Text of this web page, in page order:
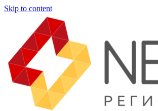
Skip to content